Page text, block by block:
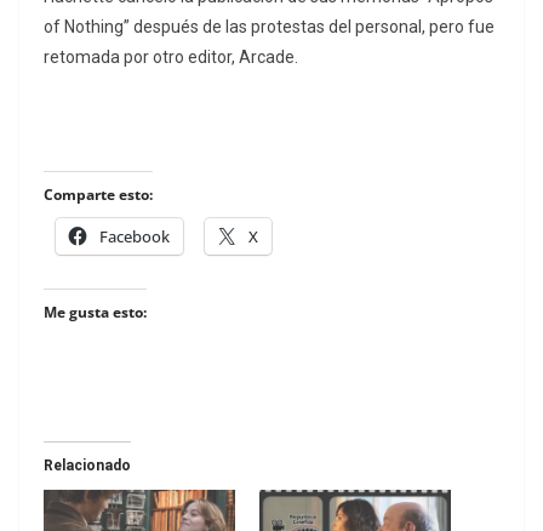
of Nothing” después de las protestas del personal, pero fue
retomada por otro editor, Arcade.
Comparte esto:
Facebook X
Me gusta esto:
Relacionado